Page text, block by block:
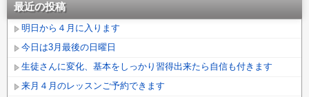
最近の投稿
明日から４月に入ります
今日は3月最後の日曜日
生徒さんに変化、基本をしっかり習得出来たら自信も付きます
来月４月のレッスンご予約できます